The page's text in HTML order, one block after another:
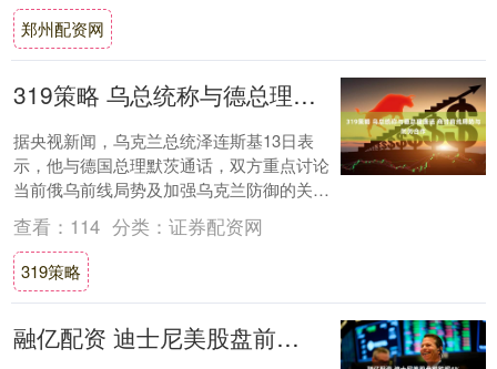
郑州配资网
319策略 乌总统称与德总理通话 商讨前线局势与防务合作
据央视新闻，乌克兰总统泽连斯基13日表
示，他与德国总理默茨通话，双方重点讨论
当前俄乌前线局势及加强乌克兰防御的关键
步骤。泽连斯基表示，此次通话在他当天视
察了乌克....
查看： 114 分类： 证券配资网
319策略
融亿配资 迪士尼美股盘前跌超4%